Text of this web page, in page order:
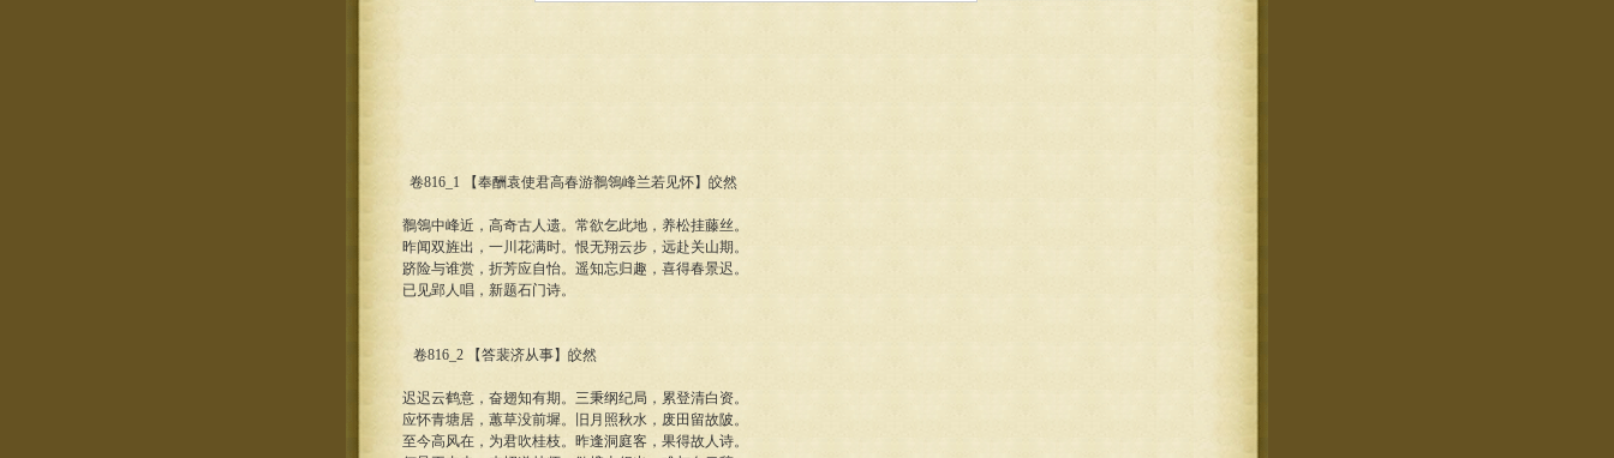
卷816_1 【奉酬袁使君高春游鶺鴒峰兰若见怀】皎然
鶺鴒中峰近，高奇古人遗。常欲乞此地，养松挂藤丝。
昨闻双旌出，一川花满时。恨无翔云步，远赴关山期。
跻险与谁赏，折芳应自怡。遥知忘归趣，喜得春景迟。
已见郢人唱，新题石门诗。
卷816_2 【答裴济从事】皎然
迟迟云鹤意，奋翅知有期。三秉纲纪局，累登清白资。
应怀青塘居，蕙草没前墀。旧月照秋水，废田留故陂。
至今高风在，为君吹桂枝。昨逢洞庭客，果得故人诗。